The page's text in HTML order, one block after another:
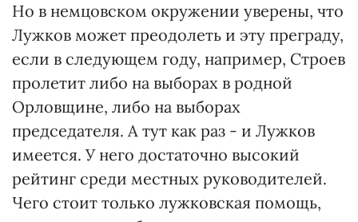
Но в немцовском окружении уверены, что
Лужков может преодолеть и эту преграду,
если в следующем году, например, Строев
пролетит либо на выборах в родной
Орловщине, либо на выборах
председателя. А тут как раз - и Лужков
имеется. У него достаточно высокий
рейтинг среди местных руководителей.
Чего стоит только лужковская помощь,